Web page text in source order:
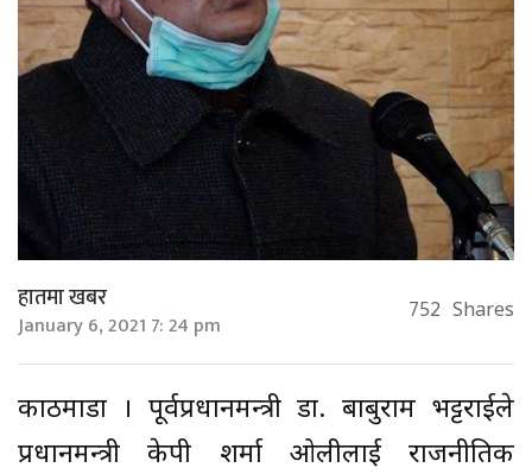
हातमा खबर
January 6, 2021 7: 24 pm 752 Shares
काठमाडौं । पूर्वप्रधानमन्त्री डा. बाबुराम भट्टराईले
प्रधानमन्त्री केपी शर्मा ओलीलाई राजनीतिक